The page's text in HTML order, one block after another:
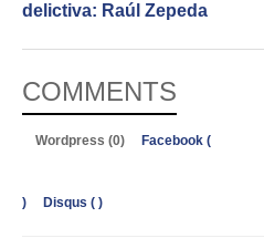
delictiva: Raúl Zepeda
COMMENTS
Wordpress (0) Facebook (
) Disqus ( )